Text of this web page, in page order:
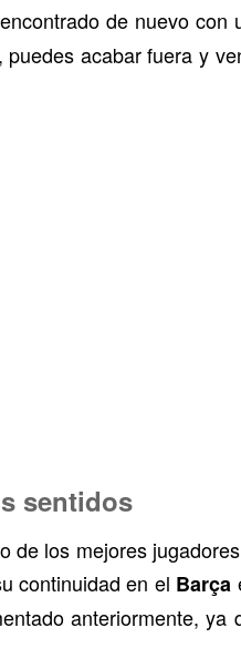
de nuevo con
acabar fuera y
sentidos
los mejores
continuidad en el Barça
anteriormente,